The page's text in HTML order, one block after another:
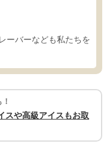
ーバーなども私たちを
スや高級アイスもお取